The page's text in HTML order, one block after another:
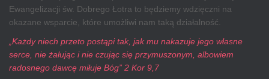
Ewangelizacji św. Dobrego Łotra to będziemy wdzięczni na
okazane wsparcie, które umożliwi nam taką działalność.
„Każdy niech przeto postąpi tak, jak mu nakazuje jego własne
serce, nie żałując i nie czując się przymuszonym, albowiem
radosnego dawcę miłuje Bóg” 2 Kor 9,7